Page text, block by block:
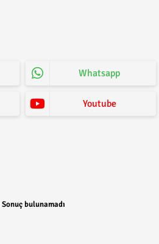
Whatsapp
Youtube
Sonuç bulunamadı